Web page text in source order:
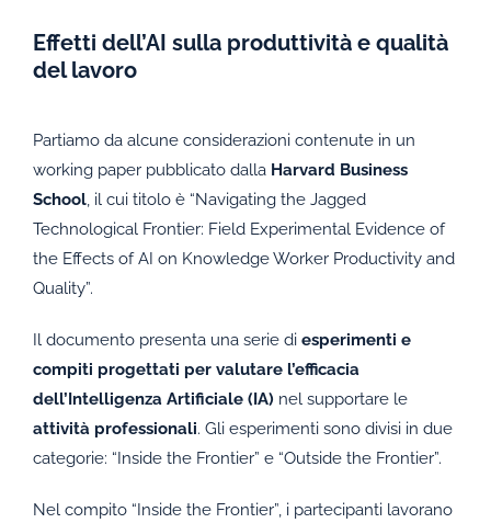
Effetti dell’AI sulla produttività e qualità
del lavoro
Partiamo da alcune considerazioni contenute in un
working paper pubblicato dalla Harvard Business
School, il cui titolo è “Navigating the Jagged
Technological Frontier: Field Experimental Evidence of
the Effects of AI on Knowledge Worker Productivity and
Quality”.
Il documento presenta una serie di esperimenti e
compiti progettati per valutare l’efficacia
dell’Intelligenza Artificiale (IA) nel supportare le
attività professionali. Gli esperimenti sono divisi in due
categorie: “Inside the Frontier” e “Outside the Frontier”.
Nel compito “Inside the Frontier”, i partecipanti lavorano